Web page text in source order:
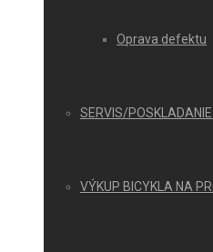
Oprava defektu
SERVIS/
VÝKUP BICYKLA NA